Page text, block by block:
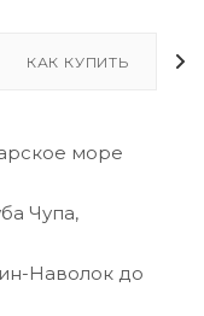
КАК КУПИТЬ
море
Чупа,
Наволок до